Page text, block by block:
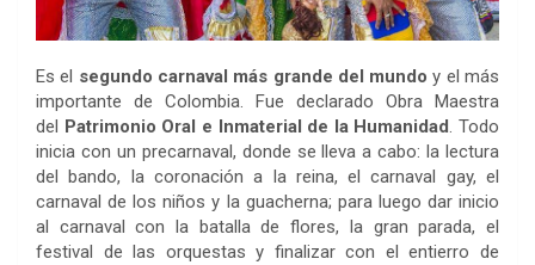
Es el segundo carnaval más grande del mundo y el más
importante de Colombia. Fue declarado Obra Maestra
del Patrimonio Oral e Inmaterial de la Humanidad. Todo
inicia con un precarnaval, donde se lleva a cabo: la lectura
del bando, la coronación a la reina, el carnaval gay, el
carnaval de los niños y la guacherna; para luego dar inicio
al carnaval con la batalla de flores, la gran parada, el
festival de las orquestas y finalizar con el entierro de